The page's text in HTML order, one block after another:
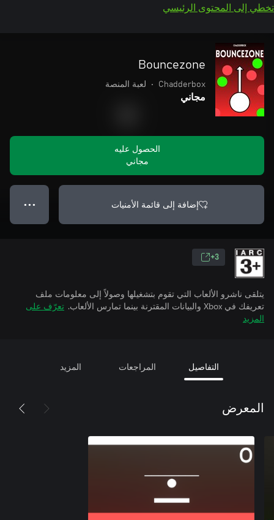
تخطي إلى المحتوى الرئيسي
Bouncezone
Chadderbox
• لعبة المنصة
مجاني
الحصول عليه
مجاني
إضافة إلى قائمة الأمنيات ● ● ●
3+
يتلقى ناشرو الألعاب التي تقوم بتشغيلها وصولاً إلى معلومات ملف
تعريفك في Xbox والبيانات المقترنة بينما تمارس الألعاب.
تعرّف على
المزيد
التفاصيل المراجعات المزيد
المعرض